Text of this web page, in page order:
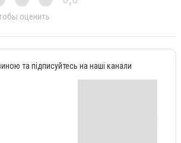
оценить
та підписуйтесь на наші канали